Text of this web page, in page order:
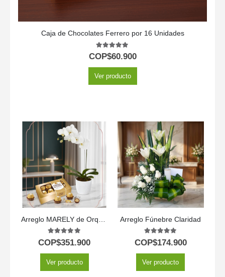
Caja de Chocolates Ferrero por 16 Unidades
5.00out of 5
COP$60.900
Ver producto
5.00out of 5
COP$351.900
Ver producto
Arreglo Fúnebre Claridad
5.00out of 5
COP$174.900
Ver producto